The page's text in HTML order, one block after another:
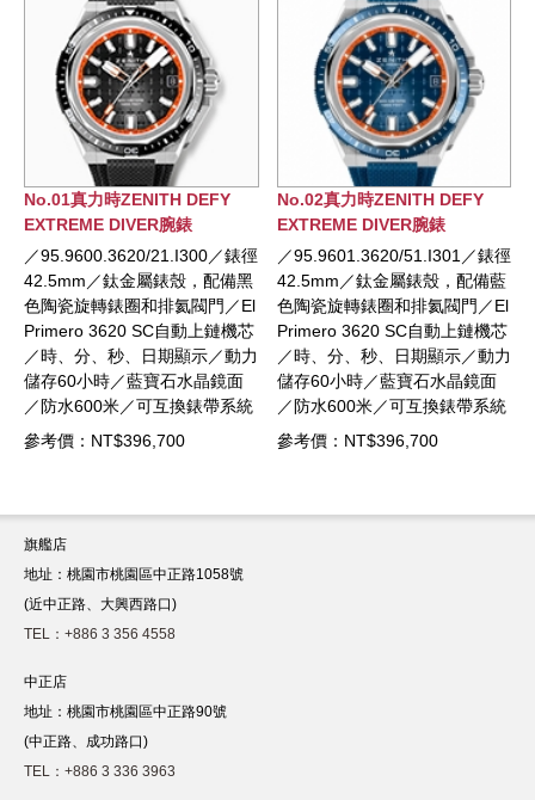
DEFY
腕錶
／錶徑
錶殼，配備黑
排氦閥門／El
自動上鏈機芯
期顯示／動力
石水晶鏡面
互換錶帶系統
膠錶帶和製自
No.02真力時ZENITH DEFY
EXTREME DIVER腕錶
／95.9601.3620/51.I301／錶徑
42.5mm／鈦金屬錶殼，配備藍
色陶瓷旋轉錶圈和排氦閥門／El
Primero 3620 SC自動上鏈機芯
／時、分、秒、日期顯示／動力
儲存60小時／藍寶石水晶鏡面
／防水600米／可互換錶帶系統
配鈦金屬錶鏈、橡膠錶帶和製自
參考價：NT$396,700
No.03真力時
REVIVAL復刻版腕
／03.A3648.670/
錶徑37mm／精鋼
向旋轉錶圈飾有橙
鑲片／自製Elite
機芯／時、分、秒
動力儲存50小時／
鏡面／防水600米／
摺疊式錶扣
參考價：
旗艦店
地址：桃園市桃園區中正路1058號
(近中正路、大興西路口)
TEL：+886 3 356 4558
中正店
地址：桃園市桃園區中正路90號
(中正路、成功路口)
TEL：+886 3 336 3963